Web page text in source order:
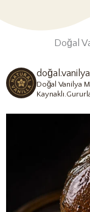
Doğal
Doğal Vanilya
Kaynaklı.